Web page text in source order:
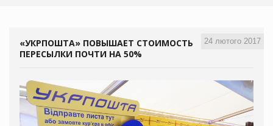
24 лютого 2017
«УКРПОШТА» ПОВЫШАЕТ СТОИМОСТЬ
ПЕРЕСЫЛКИ ПОЧТИ НА 50%